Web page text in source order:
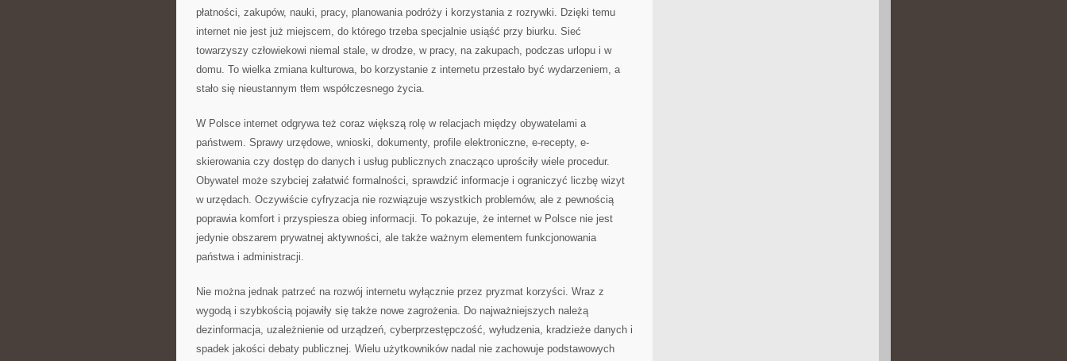
płatności, zakupów, nauki, pracy, planowania podróży i korzystania z rozrywki. Dzięki temu
internet nie jest już miejscem, do którego trzeba specjalnie usiąść przy biurku. Sieć
towarzyszy człowiekowi niemal stale, w drodze, w pracy, na zakupach, podczas urlopu i w
domu. To wielka zmiana kulturowa, bo korzystanie z internetu przestało być wydarzeniem, a
stało się nieustannym tłem współczesnego życia.
W Polsce internet odgrywa też coraz większą rolę w relacjach między obywatelami a
państwem. Sprawy urzędowe, wnioski, dokumenty, profile elektroniczne, e-recepty, e-
skierowania czy dostęp do danych i usług publicznych znacząco uprościły wiele procedur.
Obywatel może szybciej załatwić formalności, sprawdzić informacje i ograniczyć liczbę wizyt
w urzędach. Oczywiście cyfryzacja nie rozwiązuje wszystkich problemów, ale z pewnością
poprawia komfort i przyspiesza obieg informacji. To pokazuje, że internet w Polsce nie jest
jedynie obszarem prywatnej aktywności, ale także ważnym elementem funkcjonowania
państwa i administracji.
Nie można jednak patrzeć na rozwój internetu wyłącznie przez pryzmat korzyści. Wraz z
wygodą i szybkością pojawiły się także nowe zagrożenia. Do najważniejszych należą
dezinformacja, uzależnienie od urządzeń, cyberprzestępczość, wyłudzenia, kradzieże danych i
spadek jakości debaty publicznej. Wielu użytkowników nadal nie zachowuje podstawowych